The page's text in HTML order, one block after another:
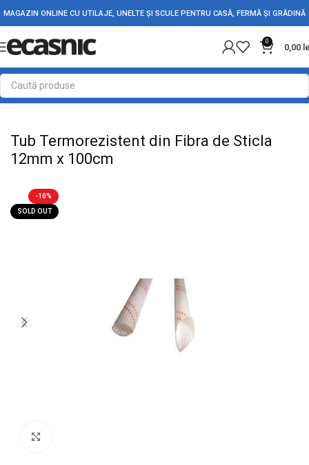
MAGAZIN ONLINE CU UTILAJE, UNELTE ȘI SCULE PENTRU CASĂ, FERMĂ ȘI GRĂDINĂ
0
0,00
Prima pagină Conectica Tub Termo
Tub Termorezistent din Fibra de Sticla
12mm x 100cm
-10%
SOLD OUT